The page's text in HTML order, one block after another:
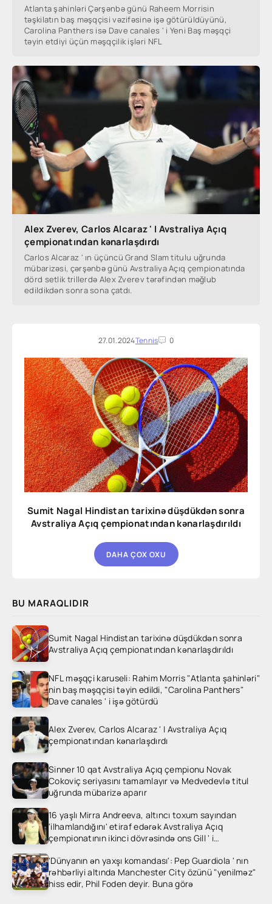
Atlanta şahinləri Çərşənbə günü Raheem Morrisin
təşkilatın baş məşqçisi vəzifəsinə işə götürüldüyünü,
Carolina Panthers isə Dave canales ' i Yeni Baş məşqçi
təyin etdiyi üçün məşqçilik işləri NFL
Alex Zverev, Carlos Alcaraz ' I Avstraliya Açıq
çempionatından kənarlaşdırdı
Carlos Alcaraz ' ın üçüncü Grand Slam titulu uğrunda
mübarizəsi, çərşənbə günü Avstraliya Açıq çempionatında
dörd setlik trillerdə Alex Zverev tərəfindən məğlub
edildikdən sonra sona çatdı.
27.01.2024Tennis 0
Sumit Nagal Hindistan tarixinə düşdükdən sonra
Avstraliya Açıq çempionatından kənarlaşdırıldı
DAHA ÇOX OXU
BU MARAQLIDIR
Sumit Nagal Hindistan tarixinə düşdükdən sonra
Avstraliya Açıq çempionatından kənarlaşdırıldı
NFL məşqçi karuseli: Rahim Morris "Atlanta şahinləri"
nin baş məşqçisi təyin edildi, "Carolina Panthers"
Dave canales ' i işə götürdü
Alex Zverev, Carlos Alcaraz ' I Avstraliya Açıq
çempionatından kənarlaşdırdı
Sinner 10 qat Avstraliya Açıq çempionu Novak
Cokoviç seriyasını tamamlayır və Medvedevlə titul
uğrunda mübarizə aparır
16 yaşlı Mirra Andreeva, altıncı toxum sayından
'ilhamlandığını' etiraf edərək Avstraliya Açıq
çempionatının ikinci dövrəsində ons Gill ' i
'Dünyanın ən yaxşı komandası': Pep Guardiola ' nın
rəhbərliyi altında Manchester City özünü "yenilməz"
hiss edir, Phil Foden deyir. Buna görə